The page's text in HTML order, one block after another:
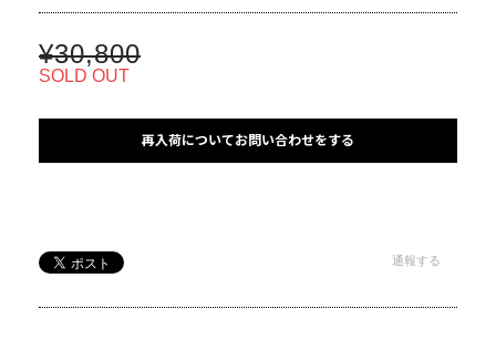
¥30,800
SOLD OUT
再入荷についてお問い合わせをする
通報する